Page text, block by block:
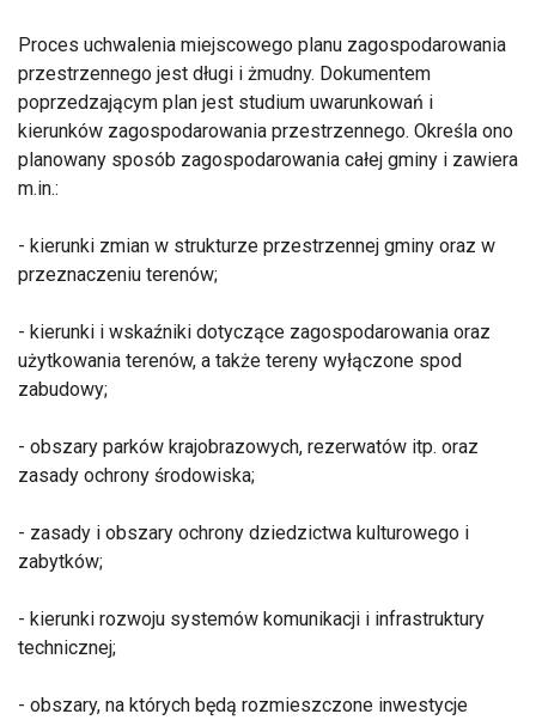
Proces uchwalenia miejscowego planu zagospodarowania
przestrzennego jest długi i żmudny. Dokumentem
poprzedzającym plan jest studium uwarunkowań i
kierunków zagospodarowania przestrzennego. Określa ono
planowany sposób zagospodarowania całej gminy i zawiera
m.in.:
- kierunki zmian w strukturze przestrzennej gminy oraz w
przeznaczeniu terenów;
- kierunki i wskaźniki dotyczące zagospodarowania oraz
użytkowania terenów, a także tereny wyłączone spod
zabudowy;
- obszary parków krajobrazowych, rezerwatów itp. oraz
zasady ochrony środowiska;
- zasady i obszary ochrony dziedzictwa kulturowego i
zabytków;
- kierunki rozwoju systemów komunikacji i infrastruktury
technicznej;
- obszary, na których będą rozmieszczone inwestycje